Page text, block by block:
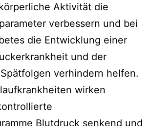
Aktivität die
verbessern und bei
die Entwicklung einer
und der
verhindern helfen.
wirken
Blutdruck senkend und